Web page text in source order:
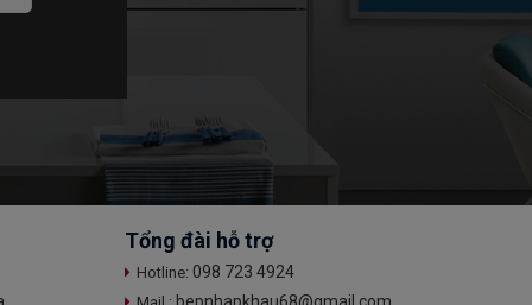
Tổng đài hỗ trợ
Hotline: 098 723 4924
bepnhapkhau68@gmail.com